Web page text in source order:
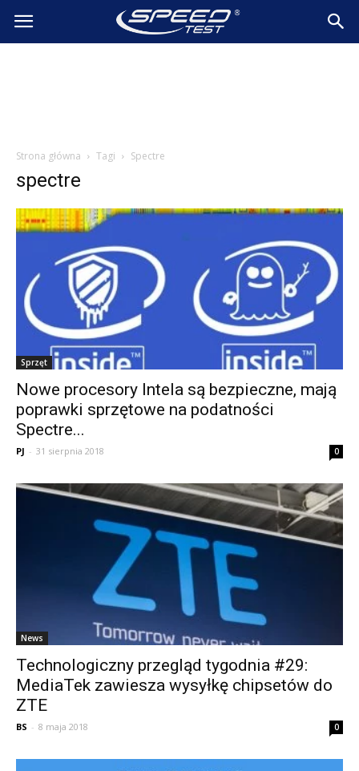
SpeedTest.pl
Strona główna Tagi Spectre
spectre
Sprzęt
Nowe procesory Intela są bezpieczne, mają
poprawki sprzętowe na podatności
Spectre...
PJ - 31 sierpnia 2018 0
News
Technologiczny przegląd tygodnia #29:
MediaTek zawiesza wysyłkę chipsetów do
ZTE
BS - 8 maja 2018 0